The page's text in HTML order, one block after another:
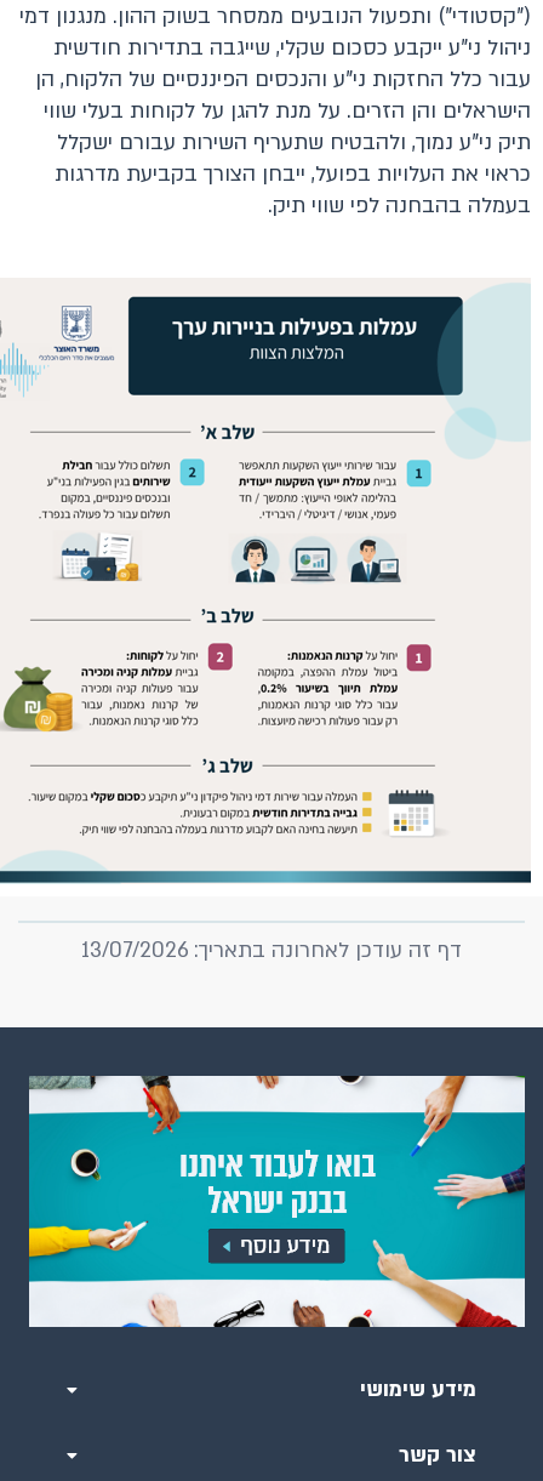
("קסטודי") ותפעול הנובעים ממסחר בשוק ההון. מנגנון דמי
ניהול ני"ע ייקבע כסכום שקלי, שייגבה בתדירות חודשית
עבור כלל החזקות ני"ע והנכסים הפיננסיים של הלקוח, הן
הישראלים והן הזרים. על מנת להגן על לקוחות בעלי שווי
תיק ני"ע נמוך, ולהבטיח שתעריף השירות עבורם ישקלל
כראוי את העלויות בפועל, ייבחן הצורך בקביעת מדרגות
בעמלה בהבחנה לפי שווי תיק.
דף זה עודכן לאחרונה בתאריך: 13/07/2026
מידע שימושי
צור קשר